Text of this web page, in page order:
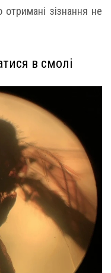
зізнання не
в смолі